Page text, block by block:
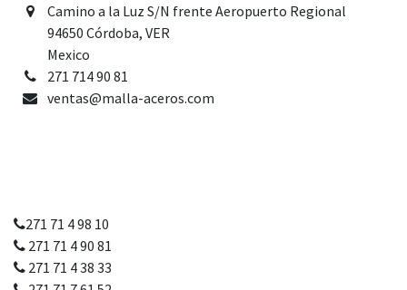
Camino a la Luz S/N frente Aeropuerto Regional
94650 Córdoba, VER
Mexico
271 714 90 81
ventas@malla-aceros.com
271 71 4 98 10
271 71 4 90 81
271 71 4 38 33